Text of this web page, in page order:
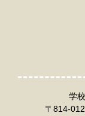
学
〒814-